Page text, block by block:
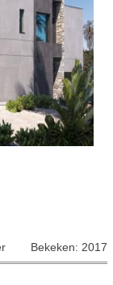
Bekeken: 2017